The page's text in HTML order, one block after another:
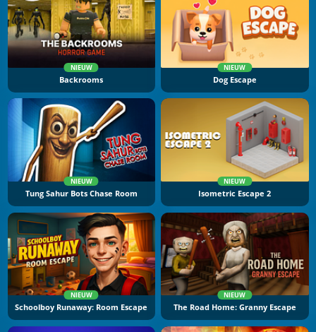
NIEUW
Backrooms
NIEUW
Dog Escape
NIEUW
Tung Sahur Bots Chase Room
NIEUW
Isometric Escape 2
NIEUW
Schoolboy Runaway: Room Escape
NIEUW
The Road Home: Granny Escape